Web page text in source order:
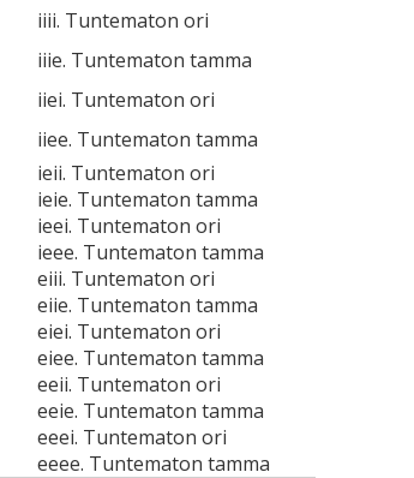
iiii. Tuntematon ori
iiie. Tuntematon tamma
iiei. Tuntematon ori
iiee. Tuntematon tamma
ieii. Tuntematon ori
ieie. Tuntematon tamma
ieei. Tuntematon ori
ieee. Tuntematon tamma
eiii. Tuntematon ori
eiie. Tuntematon tamma
eiei. Tuntematon ori
eiee. Tuntematon tamma
eeii. Tuntematon ori
eeie. Tuntematon tamma
eeei. Tuntematon ori
eeee. Tuntematon tamma